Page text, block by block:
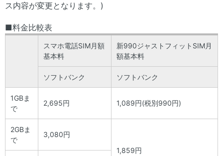
ス内容が変更となります。)
■料金比較表
スマホ電話SIM月額
基本料
新990ジャストフィットSIM月
額基本料
ソフトバンク ソフトバンク
1GBま
で
2,695円 1,089円(税別990円)
2GBま
で
3,080円
1,859円